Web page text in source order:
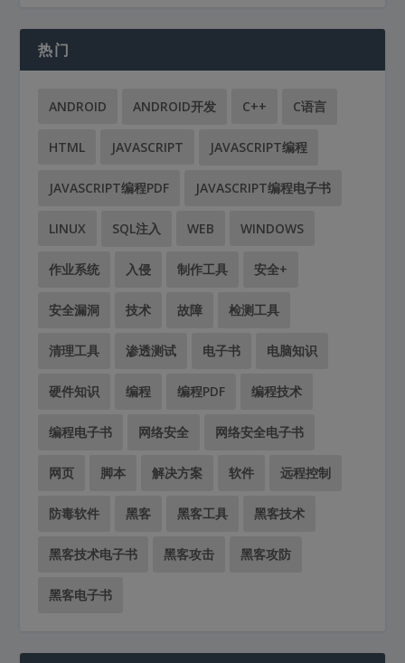
热门
ANDROID ANDROID开发 C++ C语言
HTML JAVASCRIPT JAVASCRIPT编程
JAVASCRIPT编程PDF JAVASCRIPT编程电子书
LINUX SQL注入 WEB WINDOWS
作业系统 入侵 制作工具 安全+
安全漏洞 技术 故障 检测工具
清理工具 渗透测试 电子书 电脑知识
硬件知识 编程 编程PDF 编程技术
编程电子书 网络安全 网络安全电子书
网页 脚本 解决方案 软件 远程控制
防毒软件 黑客 黑客工具 黑客技术
黑客技术电子书 黑客攻击 黑客攻防
黑客电子书